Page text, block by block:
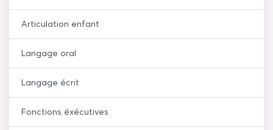
Articulation enfant
Langage oral
Langage écrit
Fonctions éxécutives